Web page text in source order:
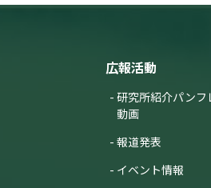
広報活動
研究所紹介パンフ
動画
報道発表
イベント情報